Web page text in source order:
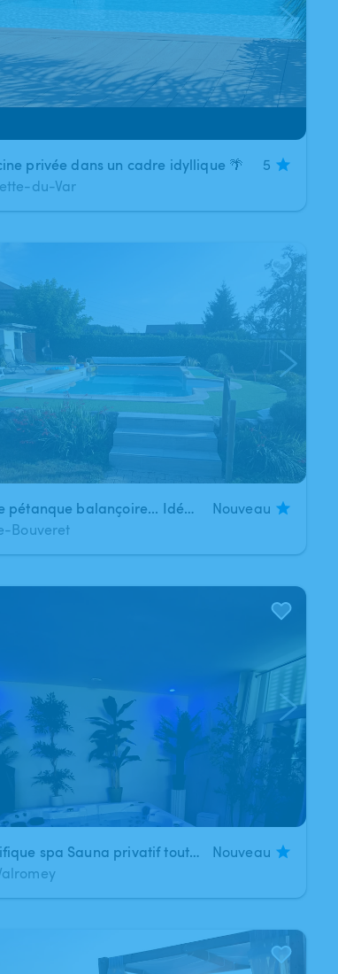
privée dans un cadre idyllique 🌴
5
du-Var
Piscine pétanque balançoire... Idéal pour une journée en famille
Nouveau
Bouveret
Magnifique spa Sauna privatif tout neuf
Nouveau